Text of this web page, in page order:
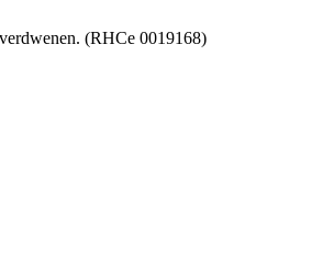
(RHCe 0019168)